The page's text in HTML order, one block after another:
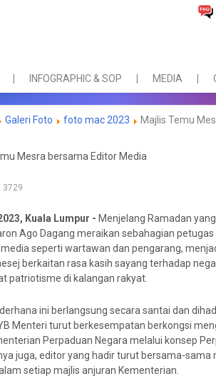
INFOGRAPHIC & SOP MEDIA
Galeri Foto foto mac 2023 Majlis Temu
Mesra bersama Editor Media
3729
Kuala Lumpur - Menjelang Ramadan
Ago Dagang meraikan sebahagian
seperti wartawan dan pengarang,
berkaitan rasa kasih sayang terhadap
patriotisme di kalangan rakyat.
ini berlangsung secara santai dan
Menteri turut berkesempatan berkongsi
Perpaduan Negara melalui konsep
juga, editor yang hadir turut bersama-
setiap majlis anjuran Kementerian.